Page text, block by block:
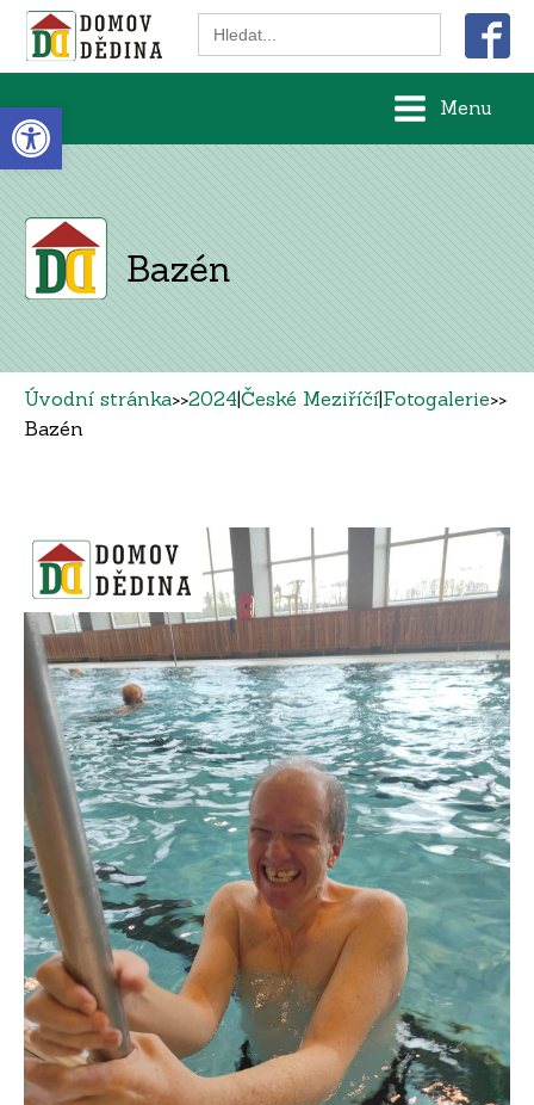
Open toolbar
Search
for:
Menu
Bazén
Úvodní stránka>>2024|České Meziříčí|Fotogalerie>>
Bazén